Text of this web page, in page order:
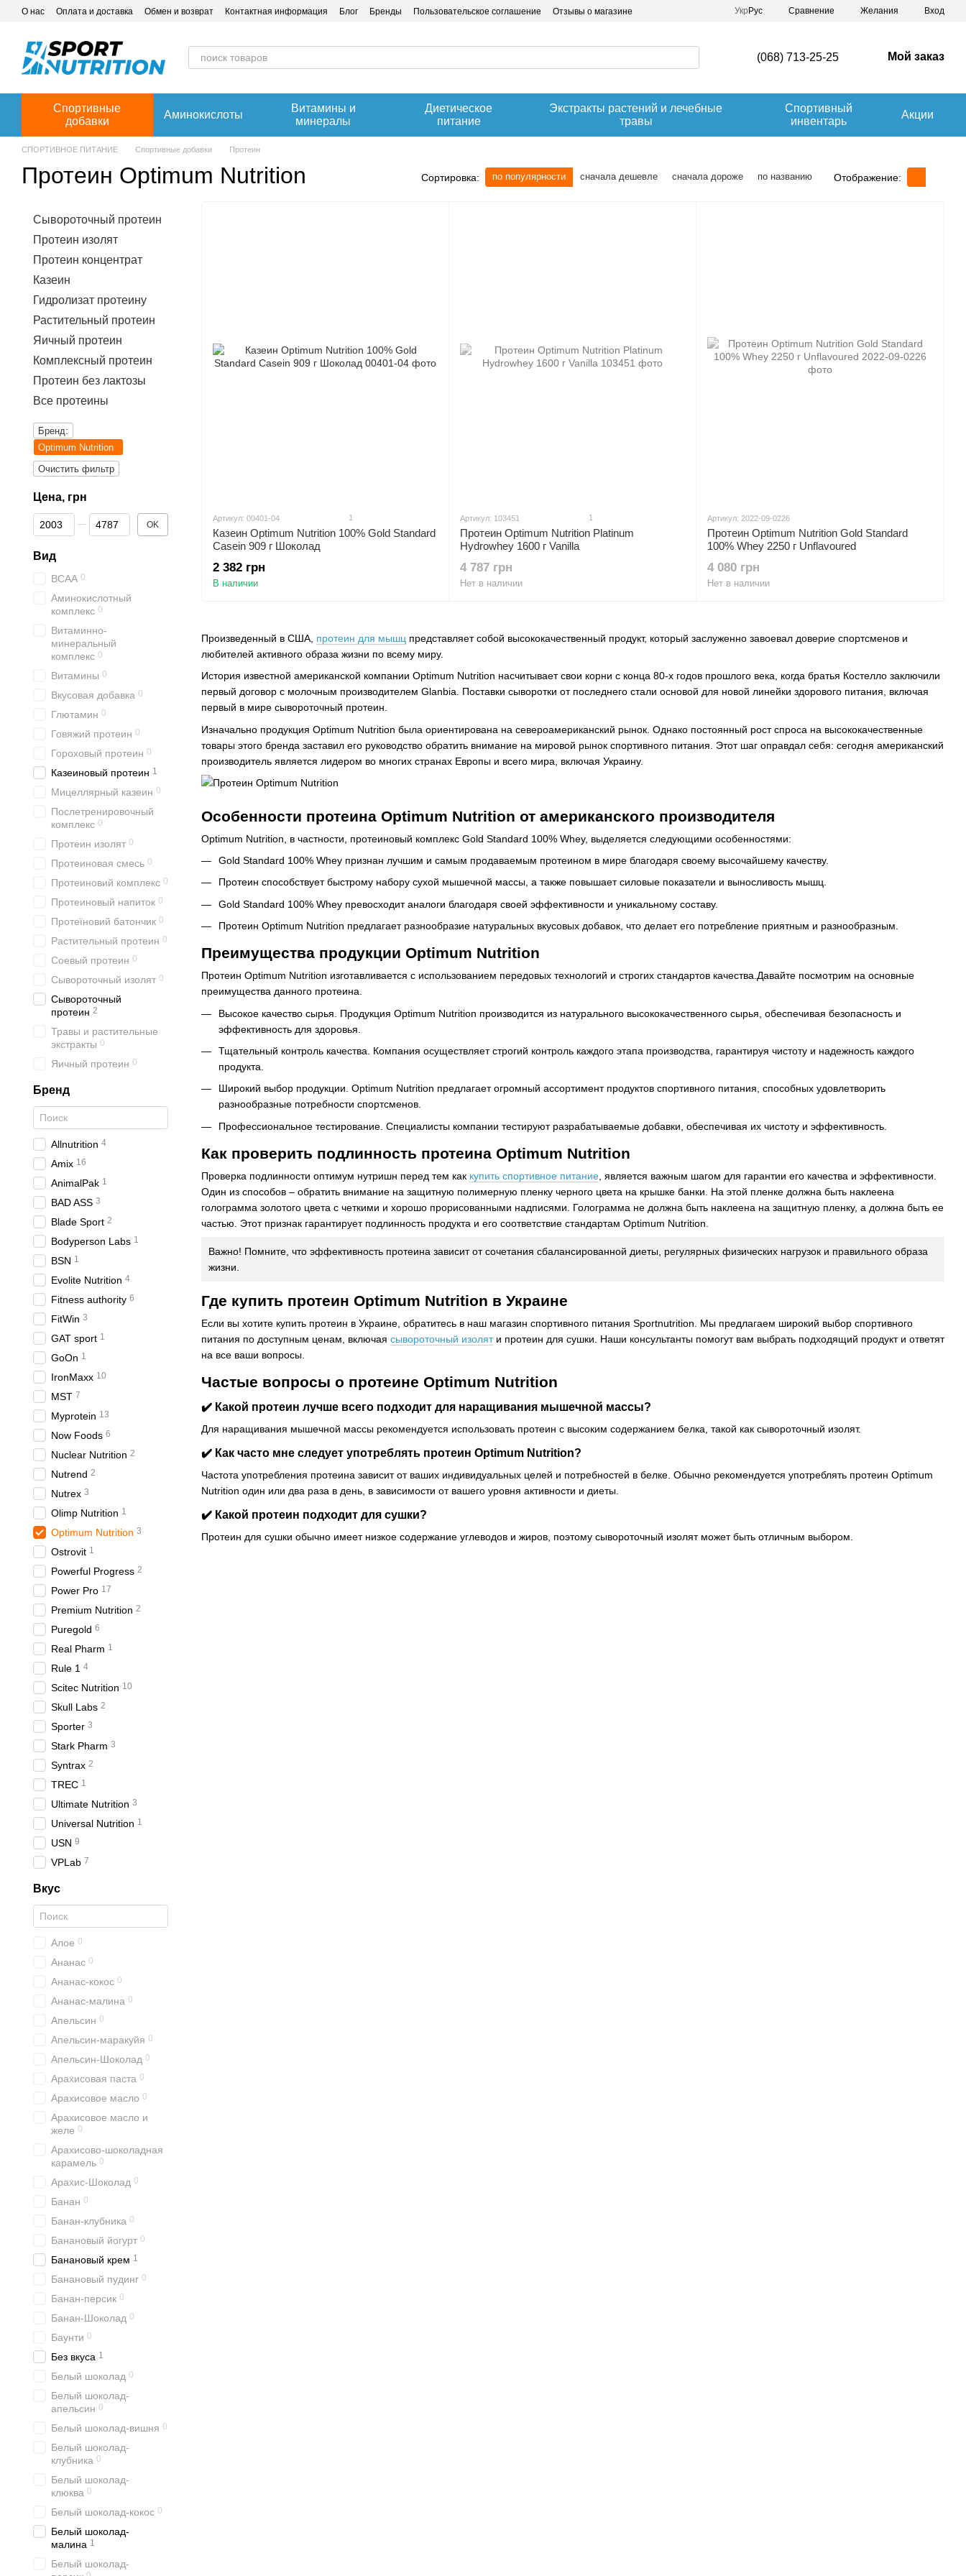
Перейти к основному контенту
О нас Оплата и доставка Обмен и возврат Контактная информация Блог Бренды Пользовательское соглашение Отзывы о магазине Укр Рус Сравнение Желания Вход
(068) 713-25-25 Мой заказ
Спортивные
добавки
Аминокислоты
Витамины и
минералы
Диетическое
питание
Экстракты растений и лечебные
травы
Спортивный
инвентарь
Акции
СПОРТИВНОЕ ПИТАНИЕ Спортивные добавки Протеин
Протеин Optimum Nutrition Сортировка: по популярности сначала дешевле сначала дороже по названию Отображение:
Произведенный в США, протеин для мышц представляет собой высококачественный продукт, который заслуженно завоевал доверие спортсменов и
любителей активного образа жизни по всему миру.
История известной американской компании Optimum Nutrition насчитывает свои корни с конца 80-х годов прошлого века, когда братья Костелло заключили
первый договор с молочным производителем Glanbia. Поставки сыворотки от последнего стали основой для новой линейки здорового питания, включая
первый в мире сывороточный протеин.
Изначально продукция Optimum Nutrition была ориентирована на североамериканский рынок. Однако постоянный рост спроса на высококачественные
товары этого бренда заставил его руководство обратить внимание на мировой рынок спортивного питания. Этот шаг оправдал себя: сегодня американский
производитель является лидером во многих странах Европы и всего мира, включая Украину.
Особенности протеина Optimum Nutrition от американского производителя
Optimum Nutrition, в частности, протеиновый комплекс Gold Standard 100% Whey, выделяется следующими особенностями:
Gold Standard 100% Whey признан лучшим и самым продаваемым протеином в мире благодаря своему высочайшему качеству.
Протеин способствует быстрому набору сухой мышечной массы, а также повышает силовые показатели и выносливость мышц.
Gold Standard 100% Whey превосходит аналоги благодаря своей эффективности и уникальному составу.
Протеин Optimum Nutrition предлагает разнообразие натуральных вкусовых добавок, что делает его потребление приятным и разнообразным.
Преимущества продукции Optimum Nutrition
Протеин Optimum Nutrition изготавливается с использованием передовых технологий и строгих стандартов качества.Давайте посмотрим на основные
преимущества данного протеина.
Высокое качество сырья. Продукция Optimum Nutrition производится из натурального высококачественного сырья, обеспечивая безопасность и
эффективность для здоровья.
Тщательный контроль качества. Компания осуществляет строгий контроль каждого этапа производства, гарантируя чистоту и надежность каждого
продукта.
Широкий выбор продукции. Optimum Nutrition предлагает огромный ассортимент продуктов спортивного питания, способных удовлетворить
разнообразные потребности спортсменов.
Профессиональное тестирование. Специалисты компании тестируют разрабатываемые добавки, обеспечивая их чистоту и эффективность.
Как проверить подлинность протеина Optimum Nutrition
Проверка подлинности оптимум нутришн перед тем как купить спортивное питание , является важным шагом для гарантии его качества и эффективности.
Один из способов – обратить внимание на защитную полимерную пленку черного цвета на крышке банки. На этой пленке должна быть наклеена
голограмма золотого цвета с четкими и хорошо прорисованными надписями. Голограмма не должна быть наклеена на защитную пленку, а должна быть ее
частью. Этот признак гарантирует подлинность продукта и его соответствие стандартам Optimum Nutrition.
Важно! Помните, что эффективность протеина зависит от сочетания сбалансированной диеты, регулярных физических нагрузок и правильного образа
жизни.
Где купить протеин Optimum Nutrition в Украине
Если вы хотите купить протеин в Украине, обратитесь в наш магазин спортивного питания Sportnutrition. Мы предлагаем широкий выбор спортивного
питания по доступным ценам, включая сывороточный изоляти протеин для сушки. Наши консультанты помогут вам выбрать подходящий продукт и ответят
на все ваши вопросы.
Частые вопросы о протеине Optimum Nutrition
✔️ Какой протеин лучше всего подходит для наращивания мышечной массы?
Для наращивания мышечной массы рекомендуется использовать протеин с высоким содержанием белка, такой как сывороточный изолят.
✔️ Как часто мне следует употреблять протеин Optimum Nutrition?
Частота употребления протеина зависит от ваших индивидуальных целей и потребностей в белке. Обычно рекомендуется употреблять протеин Optimum
Nutrition один или два раза в день, в зависимости от вашего уровня активности и диеты.
✔️ Какой протеин подходит для сушки?
Протеин для сушки обычно имеет низкое содержание углеводов и жиров, поэтому сывороточный изолят может быть отличным выбором.
Артикул: 00401-04 1
Казеин Optimum Nutrition 100% Gold Standard
Casein 909 г Шоколад
2 382 грн
В наличии
Артикул: 103451 1
Протеин Optimum Nutrition Platinum
Hydrowhey 1600 г Vanilla
4 787 грн
Нет в наличии
Артикул: 2022-09-0226
Протеин Optimum Nutrition Gold Standard
100% Whey 2250 г Unflavoured
4 080 грн
Нет в наличии
Сывороточный протеин
Протеин изолят
Протеин концентрат
Казеин
Гидролизат протеину
Растительный протеин
Яичный протеин
Комплексный протеин
Протеин без лактозы
Все протеины
Бренд:
Optimum Nutrition
Очистить фильтр
Цена, грн
От Цена, грн
До Цена, грн OK
Вид
BCAA 0
Аминокислотный
комплекс 0
Витаминно-
минеральный
комплекс 0
Витамины 0
Вкусовая добавка 0
Глютамин 0
Говяжий протеин 0
Гороховый протеин 0
Казеиновый протеин 1
Мицеллярный казеин 0
Послетренировочный
комплекс 0
Протеин изолят 0
Протеиновая смесь 0
Протеиновий комплекс 0
Протеиновый напиток 0
Протеїновий батончик 0
Растительный протеин 0
Соевый протеин 0
Сывороточный изолят 0
Сывороточный
протеин 2
Травы и растительные
экстракты 0
Яичный протеин 0
Бренд
Allnutrition 4
Amix 16
AnimalPak 1
BAD ASS 3
Blade Sport 2
Bodyperson Labs 1
BSN 1
Evolite Nutrition 4
Fitness authority 6
FitWin 3
GAT sport 1
GoOn 1
IronMaxx 10
MST 7
Myprotein 13
Now Foods 6
Nuclear Nutrition 2
Nutrend 2
Nutrex 3
Olimp Nutrition 1
Optimum Nutrition 3
Ostrovit 1
Powerful Progress 2
Power Pro 17
Premium Nutrition 2
Puregold 6
Real Pharm 1
Rule 1 4
Scitec Nutrition 10
Skull Labs 2
Sporter 3
Stark Pharm 3
Syntrax 2
TREC 1
Ultimate Nutrition 3
Universal Nutrition 1
USN 9
VPLab 7
Вкус
Алое 0
Ананас 0
Ананас-кокос 0
Ананас-малина 0
Апельсин 0
Апельсин-маракуйя 0
Апельсин-Шоколад 0
Арахисовая паста 0
Арахисовое масло 0
Арахисовое масло и
желе 0
Арахисово-шоколадная
карамель 0
Арахис-Шоколад 0
Банан 0
Банан-клубника 0
Банановый йогурт 0
Банановый крем 1
Банановый пудинг 0
Банан-персик 0
Банан-Шоколад 0
Баунти 0
Без вкуса 1
Белый шоколад 0
Белый шоколад-
апельсин 0
Белый шоколад-вишня 0
Белый шоколад-
клубника 0
Белый шоколад-
клюква 0
Белый шоколад-кокос 0
Белый шоколад-
малина 1
Белый шоколад-